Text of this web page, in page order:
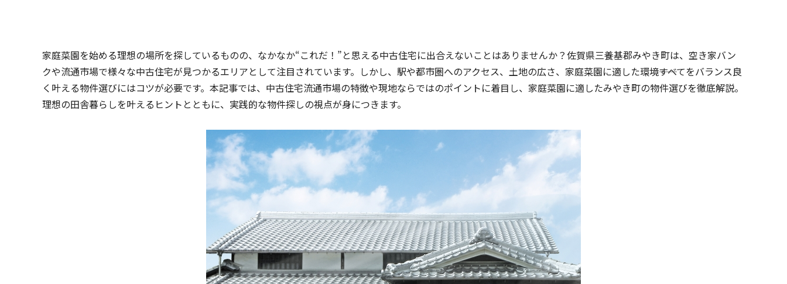
家庭菜園を始める理想の場所を探しているものの、なかなか“これだ！”と思える中古住宅に出合えないことはありませんか？佐賀県三養基郡みやき町は、空き家バン
クや流通市場で様々な中古住宅が見つかるエリアとして注目されています。しかし、駅や都市圏へのアクセス、土地の広さ、家庭菜園に適した環境――すべてをバランス良
く叶える物件選びにはコツが必要です。本記事では、中古住宅流通市場の特徴や現地ならではのポイントに着目し、家庭菜園に適したみやき町の物件選びを徹底解説。
理想の田舎暮らしを叶えるヒントとともに、実践的な物件探しの視点が身につきます。